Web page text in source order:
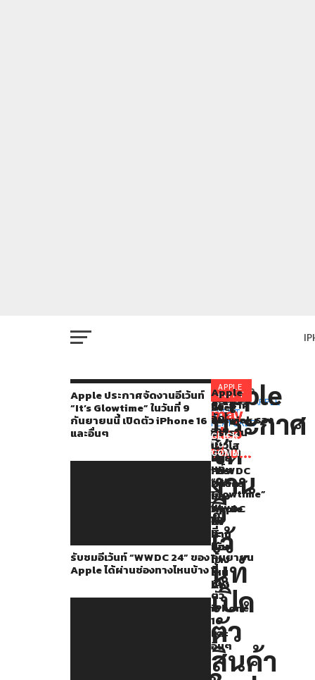
Apple ประกาศจัดงานอีเว้นท์
“It’s Glowtime” ในวันที่ 9
กันยายนนี้ เปิดตัว iPhone 16
และอื่นๆ
รับชมอีเว้นท์ “WWDC 24” ของ
Apple ได้ผ่านช่องทางไหนบ้าง
APPLE
EVENT
Apple
ประกาศ
จัด
งาน
อี
เว้
นท์
เปิด
ตัว
สินค้า
ก่อน
หน้า
นี้
เพิ่ง
มี
ข่าว
หลุด
ออก
มา
จาก
Siri
ว่า
Apple
เตรียม
จะ
You
may
also
like...
Apple
ประกาศ
จัด
งาน
อี
เว้
นท์
“It’s
Glowtime”
ใน
วัน
ที่
9
กันยายน
นี้
เปิด
ตัว
iPhone
16
และ
อื่นๆ
รับ
ชม
อี
เว้
นท์
“WWDC
24”
ของ
Apple
ได้
ผ่าน
ช่อง
ทาง
ไหน
บ้าง
รับ
ชม
อี
เว้
นท์
“Let
Loose”
ของ
Apple
ได้
ผ่าน
ช่อง
ทาง
ไหน
บ้าง
Greg
Joswiak รอง
ประธาน
อาวุโส
ฝ่าย
การ
ตลาด
ใบ้
WWDC
24
จะ
เน้น
ไป
ที่
AI
RELATED
TOPICS: APPLE
EVENT,
FEATURED
CLICK
TO
COMMENT